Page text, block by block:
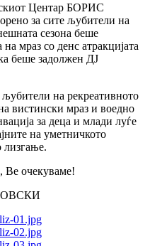
Центар БОРИС
за сите љубители на
сезона беше
мраз со денс атракцијата
беше задолжен ДЈ
на рекреативното
вистински мраз и воедно
за деца и млади луѓе
на уметничкото
лизгање.
Ве очекуваме!